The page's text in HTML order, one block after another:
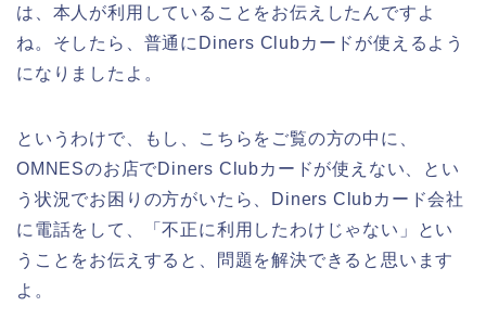
は、本人が利用していることをお伝えしたんですよ
ね。そしたら、普通にDiners Clubカードが使えるよう
になりましたよ。
というわけで、もし、こちらをご覧の方の中に、
OMNESのお店でDiners Clubカードが使えない、とい
う状況でお困りの方がいたら、Diners Clubカード会社
に電話をして、「不正に利用したわけじゃない」とい
うことをお伝えすると、問題を解決できると思います
よ。